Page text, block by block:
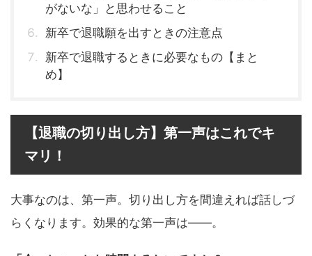
がないな」と思わせること
新卒で退職願を出すときの注意点
新卒で退職するときに必要なもの【まと
め】
【退職の切り出し方】第一声はこれでキ
マリ！
大事なのは、第一声。切り出し方を間違えれば話しづ
らくなります。効果的な第一声は――。